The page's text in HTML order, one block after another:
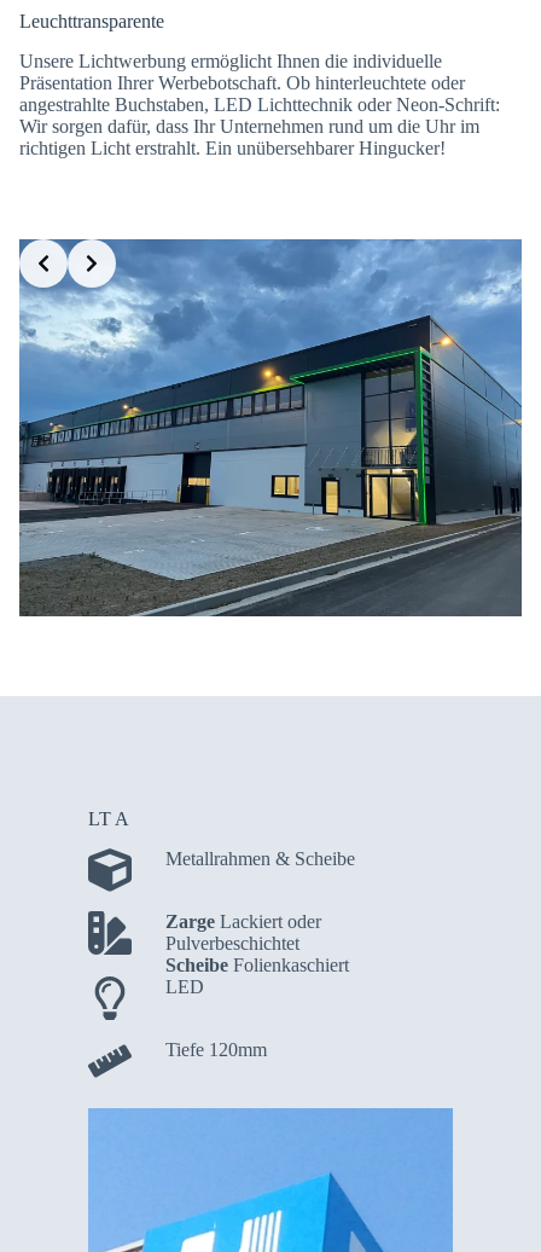
Leuchttransparente
Unsere Lichtwerbung ermöglicht Ihnen die individuelle
Präsentation Ihrer Werbebotschaft. Ob hinterleuchtete oder
angestrahlte Buchstaben, LED Lichttechnik oder Neon-Schrift:
Wir sorgen dafür, dass Ihr Unternehmen rund um die Uhr im
richtigen Licht erstrahlt. Ein unübersehbarer Hingucker!
Slide 4 of 7
LT A
Metallrahmen & Scheibe
Zarge Lackiert oder
Pulverbeschichtet
Scheibe Folienkaschiert
LED
Tiefe 120mm